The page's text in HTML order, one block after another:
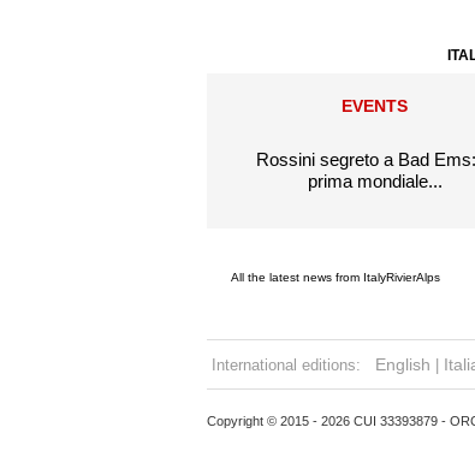
EVENTS
Rossini segreto a Bad
prima mondiale...
All the latest news from ItalyRivierAlps
International editions: English
Copyright © 2015 - 2026 CUI 33393879 -